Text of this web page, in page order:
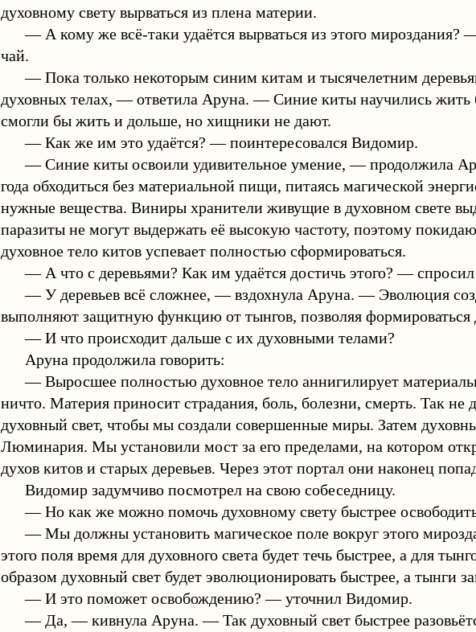
духовному свету вырваться из плена материи.
— А кому же всё-таки удаётся вырваться из этого
чай.
— Пока только некоторым синим китам и тысячелетним
духовных телах, — ответила Аруна. — Синие киты научились жить
смогли бы жить и дольше, но хищники не дают.
— Как же им это удаётся? — поинтересовался Видомир.
— Синие киты освоили удивительное умение, — продолжила
года обходиться без материальной пищи, питаясь магической
нужные вещества. Виниры хранители живущие в духовном свете
паразиты не могут выдержать её высокую частоту, поэтому
духовное тело китов успевает полностью сформироваться.
— А что с деревьями? Как им удаётся достичь этого? —
— У деревьев всё сложнее, — вздохнула Аруна. — Эволюция
выполняют защитную функцию от тынгов, позволяя формироваться
— И что происходит дальше с их духовными телами?
Аруна продолжила говорить:
— Выросшее полностью духовное тело аннигилирует
ничто. Материя приносит страдания, боль, болезни, смерть. Так
духовный свет, чтобы мы создали совершенные миры. Затем
Люминария. Мы установили мост за его пределами, на котором
духов китов и старых деревьев. Через этот портал они наконец
Видомир задумчиво посмотрел на свою собеседницу.
— Но как же можно помочь духовному свету быстрее
— Мы должны установить магическое поле вокруг этого
этого поля время для духовного света будет течь быстрее, а для
образом духовный свет будет эволюционировать быстрее, а тынги
— И это поможет освобождению? — уточнил Видомир.
— Да, — кивнула Аруна. — Так духовный свет быстрее